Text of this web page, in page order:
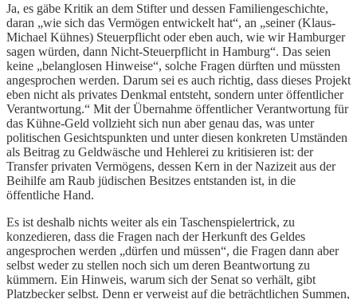
Ja, es gäbe Kritik an dem Stifter und dessen Familiengeschichte,
daran „wie sich das Vermögen entwickelt hat“, an „seiner (Klaus-
Michael Kühnes) Steuerpflicht oder eben auch, wie wir Hamburger
sagen würden, dann Nicht-Steuerpflicht in Hamburg“. Das seien
keine „belanglosen Hinweise“, solche Fragen dürften und müssten
angesprochen werden. Darum sei es auch richtig, dass dieses Projekt
eben nicht als privates Denkmal entsteht, sondern unter öffentlicher
Verantwortung.“ Mit der Übernahme öffentlicher Verantwortung für
das Kühne-Geld vollzieht sich nun aber genau das, was unter
politischen Gesichtspunkten und unter diesen konkreten Umständen
als Beitrag zu Geldwäsche und Hehlerei zu kritisieren ist: der
Transfer privaten Vermögens, dessen Kern in der Nazizeit aus der
Beihilfe am Raub jüdischen Besitzes entstanden ist, in die
öffentliche Hand.
Es ist deshalb nichts weiter als ein Taschenspielertrick, zu
konzedieren, dass die Fragen nach der Herkunft des Geldes
angesprochen werden „dürfen und müssen“, die Fragen dann aber
selbst weder zu stellen noch sich um deren Beantwortung zu
kümmern. Ein Hinweis, warum sich der Senat so verhält, gibt
Platzbecker selbst. Denn er verweist auf die beträchtlichen Summen,